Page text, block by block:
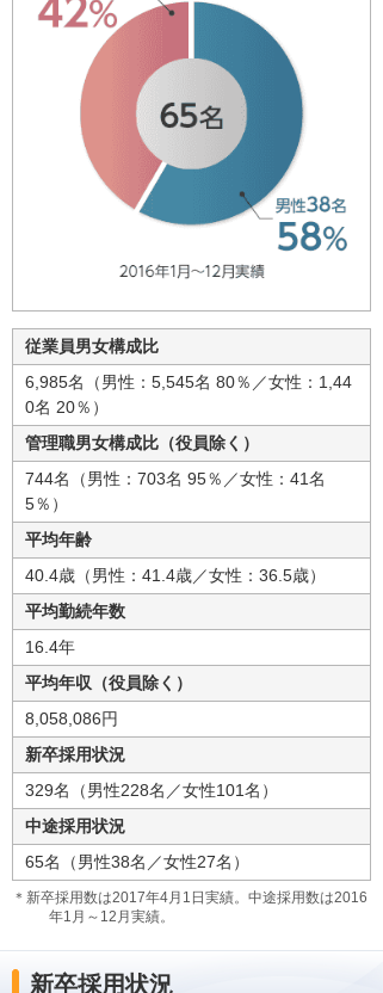
従業員男女構成比
6,985名（男性：5,545名 80％／女性：1,44
0名 20％）
管理職男女構成比（役員除く）
744名（男性：703名 95％／女性：41名
5％）
平均年齢
40.4歳（男性：41.4歳／女性：36.5歳）
平均勤続年数
16.4年
平均年収（役員除く）
8,058,086円
新卒採用状況
329名（男性228名／女性101名）
中途採用状況
65名（男性38名／女性27名）
＊新卒採用数は2017年4月1日実績。中途採用数は2016
年1月～12月実績。
新卒採用状況